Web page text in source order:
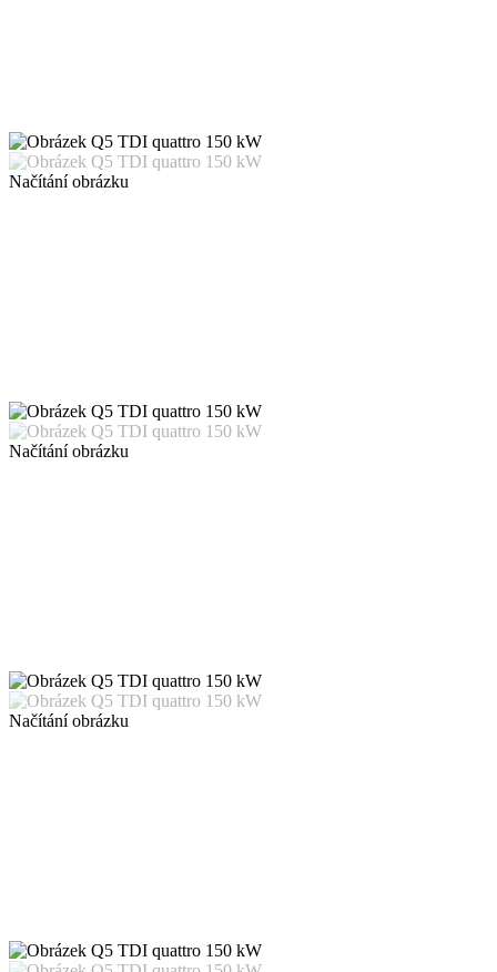
Načítání obrázku
Načítání obrázku
Načítání obrázku